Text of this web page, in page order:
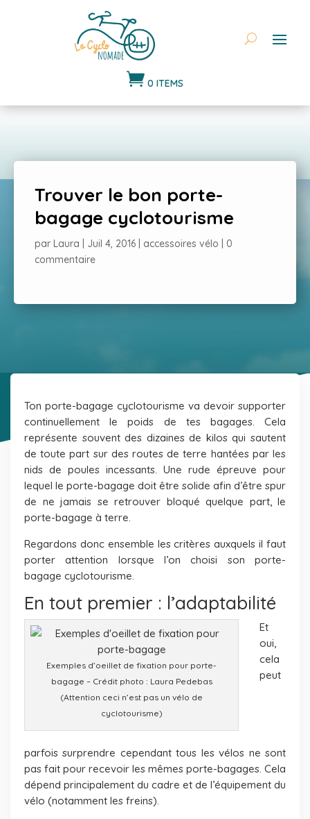
 0 ITEMS
Trouver le bon porte-
bagage cyclotourisme
par Laura Juil 4, 2016 accessoires vélo
0
commentaire
Ton porte-bagage cyclotourisme va devoir supporter
continuellement le poids de tes bagages. Cela
représente souvent des dizaines de kilos qui sautent
de toute part sur des routes de terre hantées par les
nids de poules incessants. Une rude épreuve pour
lequel le porte-bagage doit être solide afin d’être spur
de ne jamais se retrouver bloqué quelque part, le
porte-bagage à terre.
Regardons donc ensemble les critères auxquels il faut
porter attention lorsque l’on choisi son porte-
bagage cyclotourisme.
En tout premier : l’adaptabilité
Exemples d’oeillet de fixation pour porte-
bagage – Crédit photo : Laura Pedebas
(Attention ceci n’est pas un vélo de
cyclotourisme)
Et
oui,
cela
peut
parfois surprendre cependant tous les vélos ne sont
pas fait pour recevoir les mêmes porte-bagages. Cela
dépend principalement du cadre et de l’équipement du
vélo (notamment les freins).